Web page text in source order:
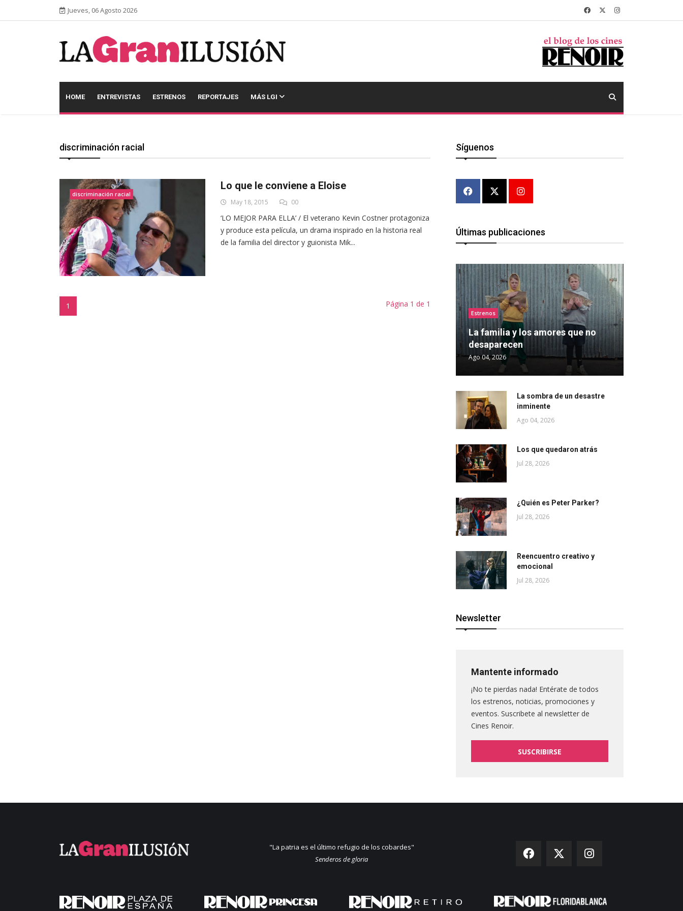
Jueves, 06 Agosto 2026
HOME ENTREVISTAS ESTRENOS REPORTAJES MÁS LGI
discriminación racial
discriminación racial
Lo que le conviene a Eloise
May 18, 2015 00
‘LO MEJOR PARA ELLA’ / El veterano Kevin Costner protagoniza
y produce esta película, un drama inspirado en la historia real
de la familia del director y guionista Mik...
1 Página 1 de 1
Síguenos
Últimas publicaciones
Estrenos
La familia y los amores que no
desaparecen
Ago 04, 2026
La sombra de un desastre
inminente
Ago 04, 2026
Los que quedaron atrás
Jul 28, 2026
¿Quién es Peter Parker?
Jul 28, 2026
Reencuentro creativo y
emocional
Jul 28, 2026
Newsletter
Mantente informado
¡No te pierdas nada! Entérate de todos
los estrenos, noticias, promociones y
eventos. Suscribete al newsletter de
Cines Renoir.
SUSCRIBIRSE
"La patria es el último refugio de los cobardes"
Senderos de gloria